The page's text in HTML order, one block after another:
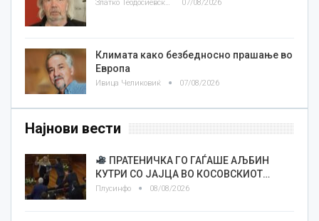
Златко Теодосиевски 07/08/2026
Климата како безбедносно прашање во
Европа
Ивица Челиковиќ 07/08/2026
Најнови вести
ПРАТЕНИЧКА ГО ГАЃАШЕ АЉБИН
КУТРИ СО ЈАЈЦА ВО КОСОВСКИОТ…
Плусинфо 08/08/2026